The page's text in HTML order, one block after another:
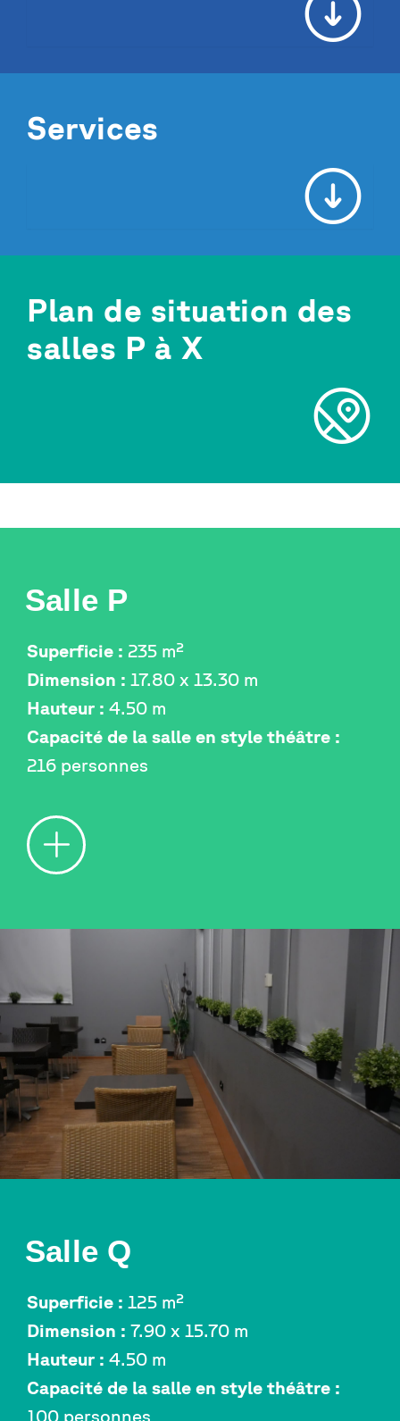
Services
Plan de situation des
salles P à X
Salle P
Superficie : 235 m²
Dimension : 17.80 x 13.30 m
Hauteur : 4.50 m
Capacité de la salle en style théâtre :
216 personnes
Salle Q
Superficie : 125 m²
Dimension : 7.90 x 15.70 m
Hauteur : 4.50 m
Capacité de la salle en style théâtre :
100 personnes